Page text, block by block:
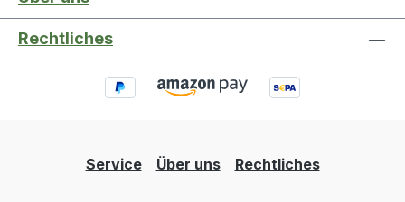
Rechtliches
Service Über uns Rechtliches